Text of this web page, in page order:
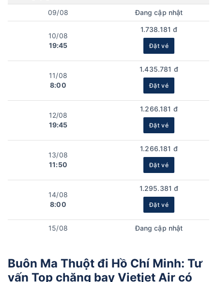
09/08 Đang cập nhật
10/08
19:45
1.738.181 đ
Đặt vé
11/08
8:00
1.435.781 đ
Đặt vé
12/08
19:45
1.266.181 đ
Đặt vé
13/08
11:50
1.266.181 đ
Đặt vé
14/08
8:00
1.295.381 đ
Đặt vé
15/08 Đang cập nhật
Buôn Ma Thuột đi Hồ Chí Minh: Tư
vấn Top chặng bay Vietjet Air có